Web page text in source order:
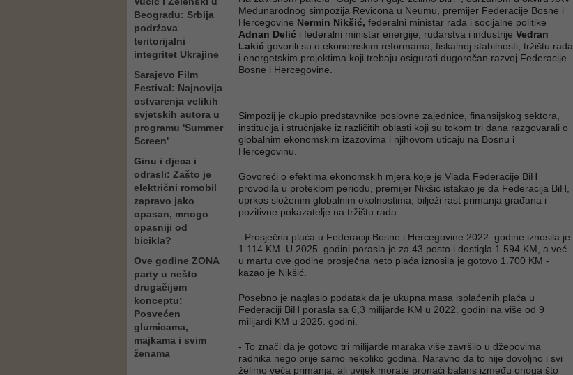
Beogradu: Srbija
podržava
teritorijalni
integritet Ukrajine
Sarajevo Film
Festival: Najnovija
ostvarenja velikih
svjetskih autora u
programu 'Summer
Screen'
Ginu i djeca i
odrasli: Zašto je
električni romobil
zapravo jako
opasan, mnogo
opasniji od
bicikla?
Ove godine ZONA
party u nešto
drugačijem
konceptu:
Posvećen
glumicama,
majkama i svim
ženama
Međunarodnog simpozija Revicona u Neumu, premijer Federacije Bosne i
Hercegovine Nermin Nikšić, federalni ministar rada i socijalne politike
Adnan Delić i federalni ministar energije, rudarstva i industrije Vedran
Lakić govorili su o ekonomskim reformama, fiskalnoj stabilnosti, tržištu rada
i energetskim projektima koji trebaju osigurati dugoročan razvoj Federacije
Bosne i Hercegovine.
Simpozij je okupio predstavnike poslovne zajednice, finansijskog sektora,
institucija i stručnjake iz različitih oblasti koji su tokom tri dana razgovarali o
globalnim ekonomskim izazovima i njihovom uticaju na Bosnu i
Hercegovinu.
Govoreći o efektima ekonomskih mjera koje je Vlada Federacije BiH
provodila u proteklom periodu, premijer Nikšić istakao je da Federacija BiH,
uprkos složenim globalnim okolnostima, bilježi rast primanja građana i
pozitivne pokazatelje na tržištu rada.
- Prosječna plaća u Federaciji Bosne i Hercegovine 2022. godine iznosila je
1.114 KM. U 2025. godini porasla je za 43 posto i dostigla 1.594 KM, a već
u martu ove godine prosječna neto plaća iznosila je gotovo 1.700 KM -
kazao je Nikšić.
Posebno je naglasio podatak da je ukupna masa isplaćenih plaća u
Federaciji BiH porasla sa 6,3 milijarde KM u 2022. godini na više od 9
milijardi KM u 2025. godini.
- To znači da je gotovo tri milijarde maraka više završilo u džepovima
radnika nego prije samo nekoliko godina. Naravno da to nije dovoljno i svi
želimo veća primanja, ali uvijek morate pronaći balans između onoga što